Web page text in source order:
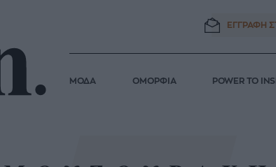
ΕΓΓΡΑΦΗ
ΜΟΔΑ ΟΜΟΡΦΙΑ POWER TO